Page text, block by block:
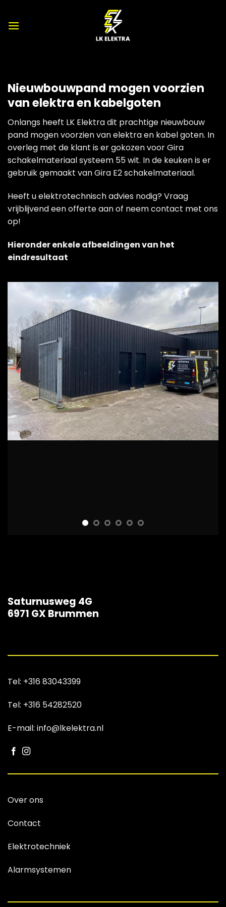
inhoud
Nieuwbouwpand mogen voorzien
van elektra en kabelgoten
Onlangs heeft LK Elektra dit prachtige nieuwbouw
pand mogen voorzien van elektra en kabel goten. In
overleg met de klant is er gokozen voor Gira
schakelmateriaal systeem 55 wit. In de keuken is er
gebruik gemaakt van Gira E2 schakelmateriaal.
Heeft u elektrotechnisch advies nodig? Vraag
vrijblijvend een offerte aan of neem contact met ons
op!
Hieronder enkele afbeeldingen van het
eindresultaat
Saturnusweg 4G
6971 GX Brummen
Tel: +316 83043399
Tel: +316 54282520
E-mail: info@lkelektra.nl
Over ons
Contact
Elektrotechniek
Alarmsystemen